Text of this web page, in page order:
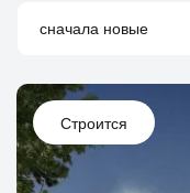
сначала новые
Строится